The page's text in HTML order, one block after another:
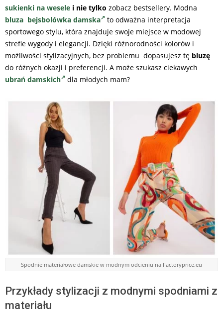
sukienki na wesele i nie tylko zobacz bestsellery. Modna
bluza bejsbolówka damska
to odważna interpretacja
sportowego stylu, która znajduje swoje miejsce w modowej
strefie wygody i elegancji. Dzięki różnorodności kolorów i
możliwości stylizacyjnych, bez problemu dopasujesz tę bluzę
do różnych okazji i preferencji. A może szukasz ciekawych
ubrań damskich
dla młodych mam?
Spodnie materiałowe damskie w modnym odcieniu na Factoryprice.eu
Przykłady stylizacji z modnymi spodniami z
materiału